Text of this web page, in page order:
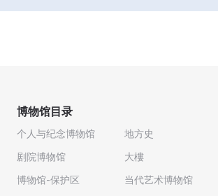
博物馆目录
个人与纪念博物馆
剧院博物馆
博物馆-保护区
地方史
大樓
当代艺术博物馆